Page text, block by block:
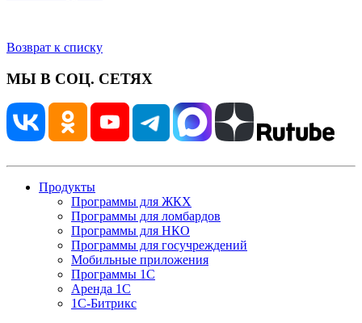
Возврат к списку
МЫ В СОЦ. СЕТЯХ
Продукты
Программы для ЖКХ
Программы для ломбардов
Программы для НКО
Программы для госучреждений
Мобильные приложения
Программы 1С
Аренда 1С
1С-Битрикс